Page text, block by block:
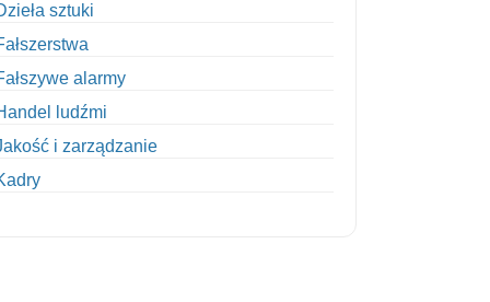
sztuki
alarmy
ludźmi
i zarządzanie